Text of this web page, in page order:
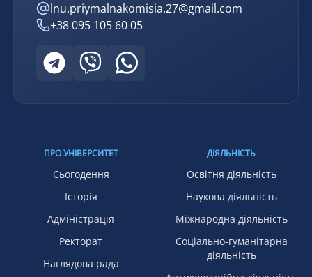
lnu.priymalnakomisia.27@gmail.com
+38 095 105 60 05
ПРО УНІВЕРСИТЕТ
Сьогодення
Історія
Адміністрація
Ректорат
Наглядова рада
ДІЯЛЬНІСТЬ
Освітня діяльність
Наукова діяльність
Міжнародна діяльність
Соціально-гуманітарна
діяльність